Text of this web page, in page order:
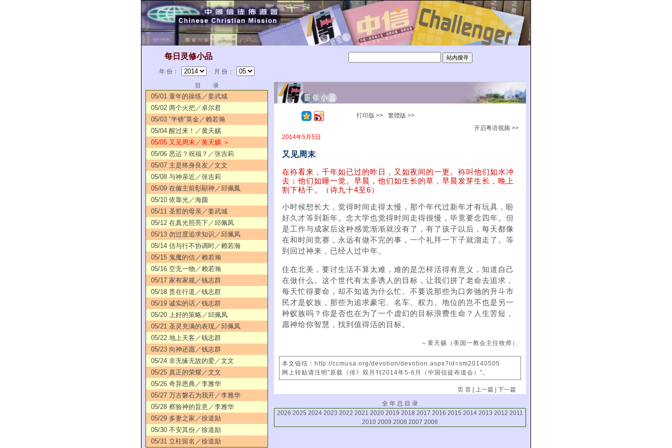
每日灵修小品
年 份：
月 份：
目 录
05/01 童年的操练／姜武城
05/02 两个火把／卓尔君
05/03 “半镑”英金／赖若瀚
05/04 醒过来！／黄天赐
05/05 又见周末／黄天赐 ＞
05/06 恶运？祝福？／张吉莉
05/07 主是终身良友／文文
05/08 与神亲近／张吉莉
05/09 在僱主前彰顯神／邱佩鳳
05/10 依靠光／海颜
05/11 圣哲的母亲／姜武城
05/12 在真光照亮下／邱佩凤
05/13 勿过度追求知识／邱佩凤
05/14 信与行不协调时／赖若瀚
05/15 鬼魔的信／赖若瀚
05/16 空无一物／赖若瀚
05/17 家有家规／钱志群
05/18 贵在行道／钱志群
05/19 诚实的话／钱志群
05/20 上好的策略／邱佩凤
05/21 圣灵充满的表现／邱佩凤
05/22 地上天客／钱志群
05/23 向神还愿／钱志群
05/24 非无缘无故的爱／文文
05/25 真正的荣耀／文文
05/26 奇异恩典／李雅华
05/27 万古磐石为我开／李雅华
05/28 察验神的旨意／李雅华
05/29 多妻之家／徐道励
05/30 不安其份／徐道励
05/31 立柱留名／徐道励
打印版 >>
繁體版 >>
开启粤语视频 >>
2014年5月5日
又见周末
在袮看来，千年如已过的昨日，又如夜间的一更。袮叫他们如水冲
去；他们如睡一觉。早晨，他们如生长的草，早晨发芽生长，晚上
割下枯干。（诗九十4至6）
小时候想长大，觉得时间走得太慢，那个年代过新年才有玩具，盼
好久才等到新年。念大学也觉得时间走得很慢，毕竟要念四年。但
是工作与成家后这种感觉渐渐就没有了，有了孩子以后，每天都像
在和时间竞赛，永远有做不完的事，一个礼拜一下子就溜走了。等
到回过神来，已经人过中年。
住在北美，要讨生活不算太难，难的是怎样活得有意义，知道自己
在做什么。这个世代有太多诱人的目标，让我们拼了老命去追求，
每天忙得要命，却不知道为什么忙。不要说那些为口奔驰的升斗市
民才是蚁族，那些为追求豪宅、名车、权力、地位的岂不也是另一
种蚁族吗？你是否也在为了一个虚幻的目标浪费生命？人生苦短，
愿神给你智慧，找到值得活的目标。
～黄天赐（美国一教会主任牧师）
本文链结：http://ccmusa.org/devotion/devotion.aspx?id=sm20140505
网上转贴请注明"原载《传》双月刊2014年5-6月（中国信徒布道会）"。
页 首 | 上一篇 |下一篇
全 年 总 目 录
2026 2025 2024 2023 2022 2021 2020 2019 2018 2017 2016 2015 2014 2013 2012 2011
2010 2009 2008 2007 2006